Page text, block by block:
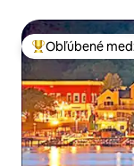
Najobľúbenejšie
Obľúbené